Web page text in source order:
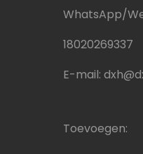
WhatsApp/
18020269337
E-mail:
Toevoegen: